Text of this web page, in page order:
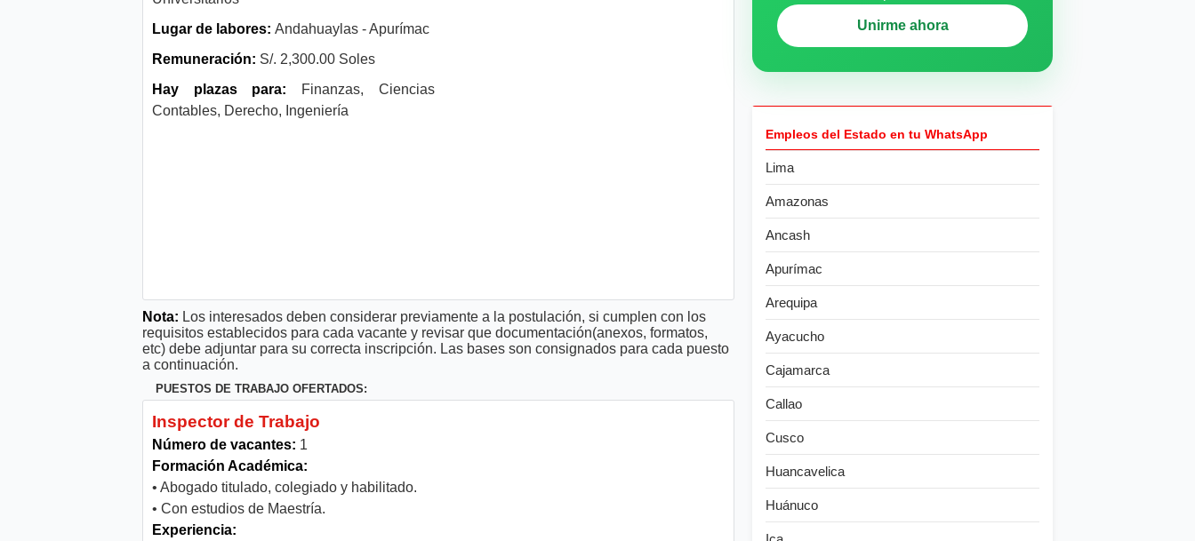
Lugar de labores: Andahuaylas - Apurímac
Remuneración: S/. 2,300.00 Soles
Hay plazas para: Finanzas, Ciencias
Contables, Derecho, Ingeniería
Nota: Los interesados deben considerar previamente a la postulación, si cumplen con los
requisitos establecidos para cada vacante y revisar que documentación(anexos, formatos,
etc) debe adjuntar para su correcta inscripción. Las bases son consignados para cada puesto
a continuación.
PUESTOS DE TRABAJO OFERTADOS:
Inspector de Trabajo
Número de vacantes: 1
Formación Académica:
• Abogado titulado, colegiado y habilitado.
• Con estudios de Maestría.
Experiencia:
Unirme ahora
Empleos del Estado en tu WhatsApp
Lima
Amazonas
Ancash
Apurímac
Arequipa
Ayacucho
Cajamarca
Callao
Cusco
Huancavelica
Huánuco